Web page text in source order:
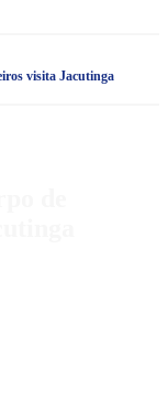
visita Jacutinga
de